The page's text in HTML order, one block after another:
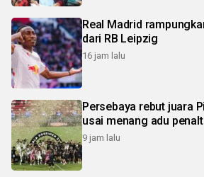
Real Madrid
dari RB Leipzig
16 jam lalu
Persebaya rebut juara
usai menang adu
9 jam lalu